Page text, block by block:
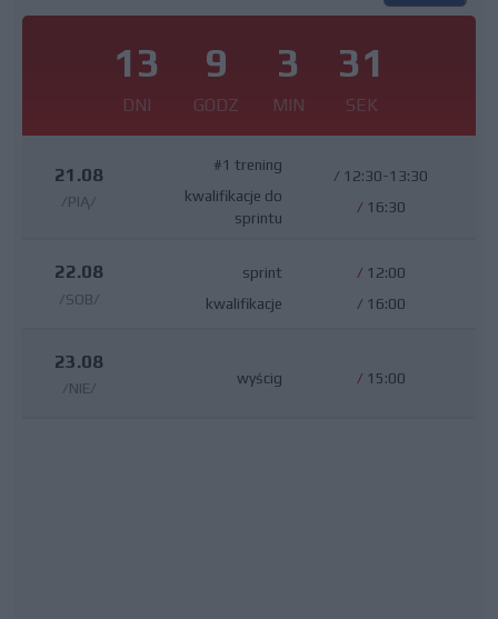
13
DNI
9
GODZ
3
MIN
30
SEK
21.08
/PIĄ/
#1 trening
kwalifikacje do
sprintu
/ 12:30-13:30
/ 16:30
22.08
/SOB/
sprint
kwalifikacje
/ 12:00
/ 16:00
23.08
/NIE/
wyścig / 15:00